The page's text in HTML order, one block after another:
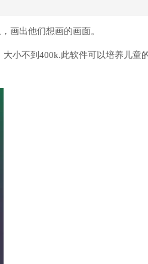
画出他们想画的画面。
小不到400k.此软件可以培养儿童